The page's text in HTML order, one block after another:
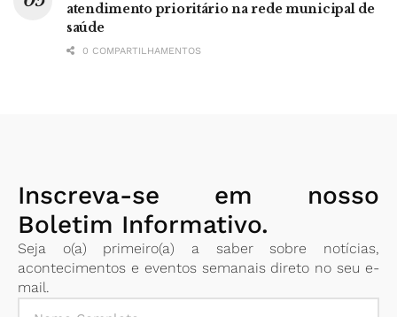
atendimento prioritário na rede municipal de
saúde
0 COMPARTILHAMENTOS
Inscreva-se em nosso
Boletim Informativo.
Seja o(a) primeiro(a) a saber sobre notícias,
acontecimentos e eventos semanais direto no seu e-
mail.